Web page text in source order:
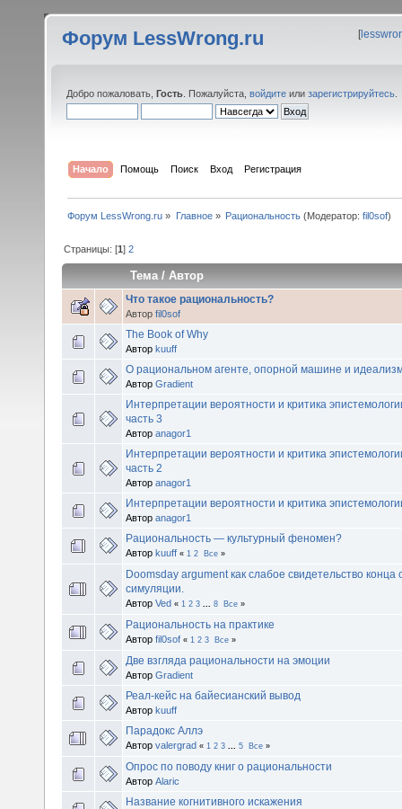
Форум LessWrong.ru [
Добро пожаловать, Гость . Пожалуйста, войдите или зарегистрируйтесь
Начало Помощь Поиск Вход Регистрация
Форум LessWrong.ru » Главное» Рациональность(Модератор: fil0sof)
Страницы: [1]2
Тема /Автор
Что такое рациональность?
Автор fil0sof
The Book of Why
Автор kuuff
О рациональном агенте, опорной машине и
Автор Gradient
Интерпретации вероятности и критика
часть 3
Автор anagor1
Интерпретации вероятности и критика
часть 2
Автор anagor1
Интерпретации вероятности и критика
Автор anagor1
Рациональность — культурный феномен?
Автор kuuff « 1 2 Все »
Doomsday argument как слабое свидетельство конца
симуляции.
Автор Ved « 1 2 3 8 Все »
Рациональность на практике
Автор fil0sof « 1 2 3 Все »
Две взгляда рациональности на эмоции
Автор Gradient
Реал-кейс на байесианский вывод
Автор kuuff
Парадокс Аллэ
Автор valergrad « 1 2 3 5 Все »
Опрос по поводу книг о рациональности
Автор Alaric
Название когнитивного искажения